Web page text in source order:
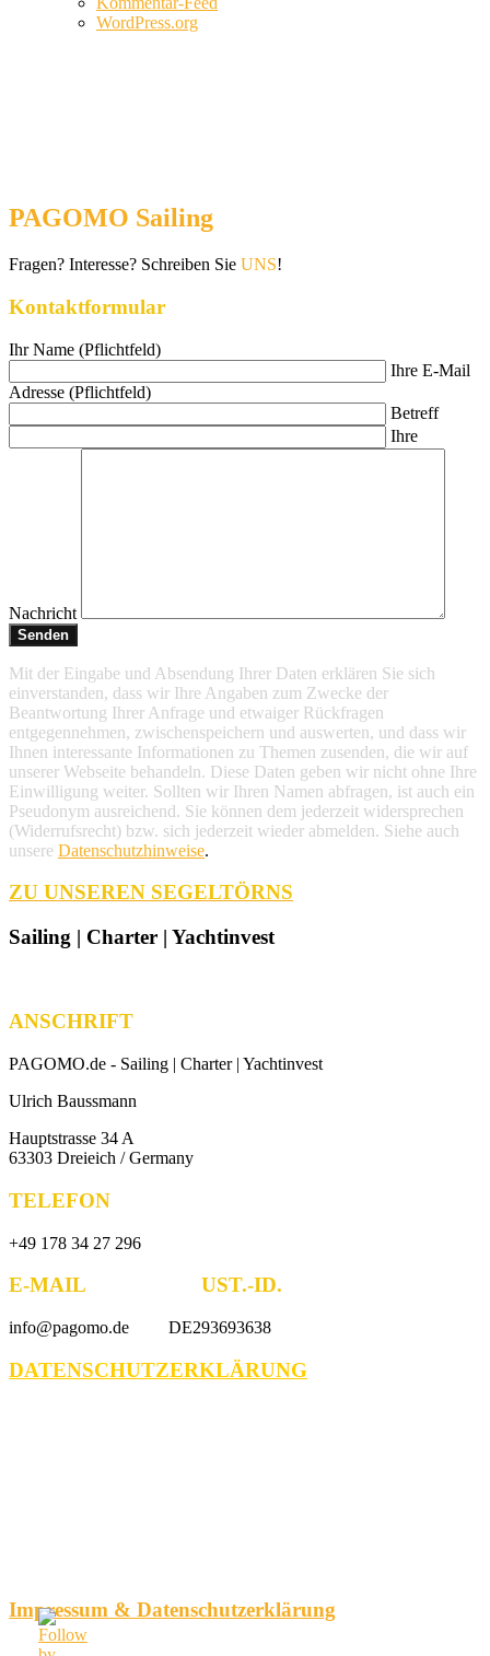
WordPress.org
PAGOMO Sailing
Fragen? Interesse? Schreiben Sie UNS!
Kontaktformular
Ihr Name (Pflichtfeld)
Ihre E-Mail
Adresse (Pflichtfeld)
Betreff
Ihre
Nachricht
Mit der Eingabe und Absendung Ihrer Daten erklären Sie sich
einverstanden, dass wir Ihre Angaben zum Zwecke der
Beantwortung Ihrer Anfrage und etwaiger Rückfragen
entgegennehmen, zwischenspeichern und auswerten, und dass wir
Ihnen interessante Informationen zu Themen zusenden, die wir auf
unserer Webseite behandeln. Diese Daten geben wir nicht ohne Ihre
Einwilligung weiter. Sollten wir Ihren Namen abfragen, ist auch ein
Pseudonym ausreichend. Sie können dem jederzeit widersprechen
(Widerrufsrecht) bzw. sich jederzeit wieder abmelden. Siehe auch
unsere Datenschutzhinweise.
ZU UNSEREN SEGELTÖRNS
Sailing | Charter | Yachtinvest
ANSCHRIFT
PAGOMO.de - Sailing | Charter | Yachtinvest
Ulrich Baussmann
Hauptstrasse 34 A
63303 Dreieich / Germany
TELEFON
+49 178 34 27 296
E-MAIL UST.-ID.
info@pagomo.de DE293693638
DATENSCHUTZERKLÄRUNG
Impressum & Datenschutzerklärung